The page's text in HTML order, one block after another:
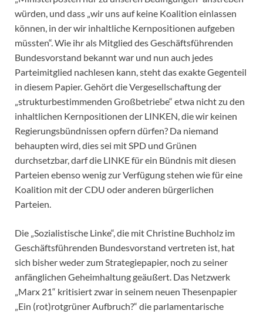
würden, und dass „wir uns auf keine Koalition einlassen
können, in der wir inhaltliche Kernpositionen aufgeben
müssten“. Wie ihr als Mitglied des Geschäftsführenden
Bundesvorstand bekannt war und nun auch jedes
Parteimitglied nachlesen kann, steht das exakte Gegenteil
in diesem Papier. Gehört die Vergesellschaftung der
„strukturbestimmenden Großbetriebe“ etwa nicht zu den
inhaltlichen Kernpositionen der LINKEN, die wir keinen
Regierungsbündnissen opfern dürfen? Da niemand
behaupten wird, dies sei mit SPD und Grünen
durchsetzbar, darf die LINKE für ein Bündnis mit diesen
Parteien ebenso wenig zur Verfügung stehen wie für eine
Koalition mit der CDU oder anderen bürgerlichen
Parteien.
Die „Sozialistische Linke“, die mit Christine Buchholz im
Geschäftsführenden Bundesvorstand vertreten ist, hat
sich bisher weder zum Strategiepapier, noch zu seiner
anfänglichen Geheimhaltung geäußert. Das Netzwerk
„Marx 21“ kritisiert zwar in seinem neuen Thesenpapier
„Ein (rot)rotgrüner Aufbruch?“ die parlamentarische